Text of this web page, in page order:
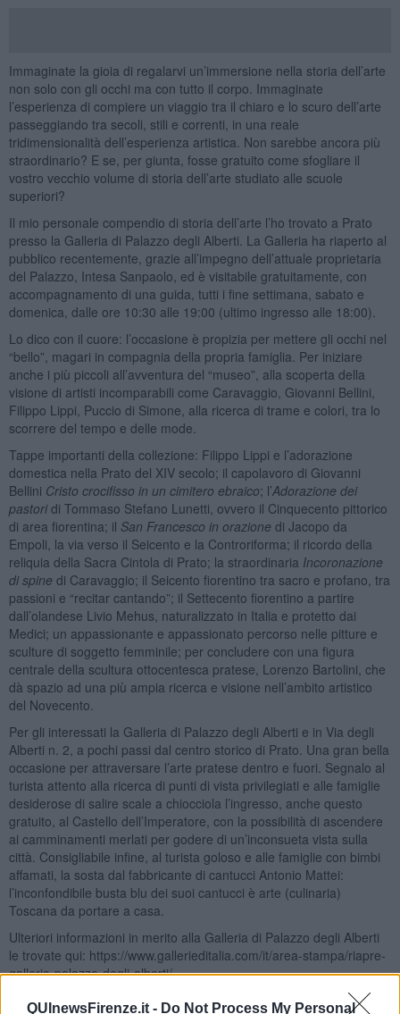
QUInewsFirenze.it - Do Not Process My Personal
Immaginate la gioia di regalarvi un’immersione nella storia dell’arte
non solo con gli occhi ma con tutto il corpo. Immaginate
l’esperienza di compiere un viaggio tra il chiaro e lo scuro dell’arte
passeggiando tra secoli, stili e correnti, in una reale
tridimensionalità dell’esperienza artistica. Non sarebbe ancora più
straordinario? E se, per giunta, fosse gratuito come sfogliare il
vostro vecchio volume di storia dell’arte studiato alle scuole
superiori?
Il mio personale compendio di storia dell’arte l’ho trovato a Prato
presso la Galleria di Palazzo degli Alberti. La Galleria ha riaperto al
pubblico recentemente, grazie all’impegno dell’attuale proprietaria
del Palazzo, Intesa Sanpaolo, ed è visitabile gratuitamente, con
accompagnamento di una guida, tutti i fine settimana, sabato e
domenica, dalle ore 10:30 alle 19:00 (ultimo ingresso alle 18:00).
Lo dico con il cuore: l’occasione è propizia per mettere gli occhi nel
“bello”, magari in compagnia della propria famiglia. Per iniziare
anche i più piccoli all’avventura del “museo”, alla scoperta della
visione di artisti incomparabili come Caravaggio, Giovanni Bellini,
Filippo Lippi, Puccio di Simone, alla ricerca di trame e colori, tra lo
scorrere del tempo e delle mode.
Tappe importanti della collezione: Filippo Lippi e l’adorazione
domestica nella Prato del XIV secolo; il capolavoro di Giovanni
Bellini Cristo crocifisso in un cimitero ebraico; l’Adorazione dei
pastoridi Tommaso Stefano Lunetti, ovvero il Cinquecento pittorico
di area fiorentina; il San Francesco in orazione di Jacopo da
Empoli, la via verso il Seicento e la Controriforma; il ricordo della
reliquia della Sacra Cintola di Prato; la straordinaria Incoronazione
di spine di Caravaggio; il Seicento fiorentino tra sacro e profano, tra
passioni e “recitar cantando”; il Settecento fiorentino a partire
dall’olandese Livio Mehus, naturalizzato in Italia e protetto dai
Medici; un appassionante e appassionato percorso nelle pitture e
sculture di soggetto femminile; per concludere con una figura
centrale della scultura ottocentesca pratese, Lorenzo Bartolini, che
dà spazio ad una più ampia ricerca e visione nell’ambito artistico
del Novecento.
Per gli interessati la Galleria di Palazzo degli Alberti e in Via degli
Alberti n. 2, a pochi passi dal centro storico di Prato. Una gran bella
occasione per attraversare l’arte pratese dentro e fuori. Segnalo al
turista attento alla ricerca di punti di vista privilegiati e alle famiglie
desiderose di salire scale a chiocciola l’ingresso, anche questo
gratuito, al Castello dell’Imperatore, con la possibilità di ascendere
ai camminamenti merlati per godere di un’inconsueta vista sulla
città. Consigliabile infine, al turista goloso e alle famiglie con bimbi
affamati, la sosta dal fabbricante di cantucci Antonio Mattei:
l’inconfondibile busta blu dei suoi cantucci è arte (culinaria)
Toscana da portare a casa.
Ulteriori informazioni in merito alla Galleria di Palazzo degli Alberti
le trovate qui: https://www.gallerieditalia.com/it/area-stampa/riapre-
galleria-palazzo-degli-alberti/.
Gianni Micheli